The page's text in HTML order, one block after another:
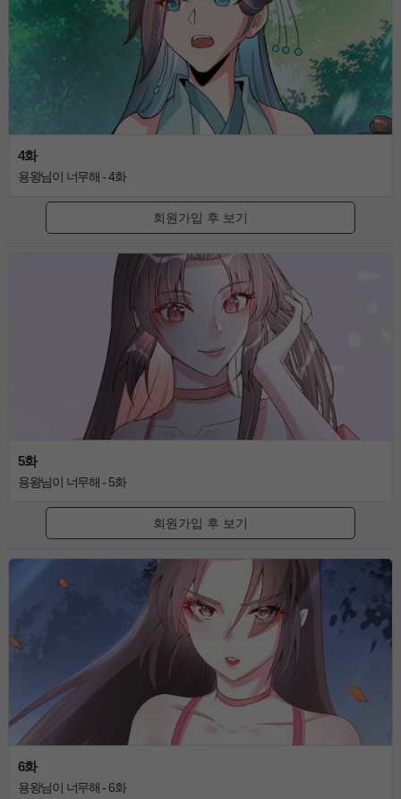
4화
용왕님이 너무해 - 4화
회원가입 후 보기
5화
용왕님이 너무해 - 5화
회원가입 후 보기
6화
용왕님이 너무해 - 6화